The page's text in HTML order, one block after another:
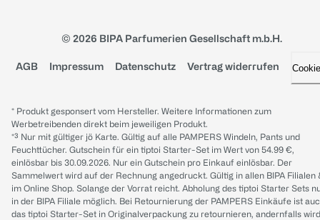
© 2026 BIPA Parfumerien Gesellschaft m.b.H.
AGB Impressum Datenschutz Vertrag widerrufen
* Produkt gesponsert vom Hersteller. Weitere Informationen zum
Werbetreibenden direkt beim jeweiligen Produkt.
*³ Nur mit gültiger jö Karte. Gültig auf alle PAMPERS Windeln, Pants und
Feuchttücher. Gutschein für ein tiptoi Starter-Set im Wert von 54.99 €,
einlösbar bis 30.09.2026. Nur ein Gutschein pro Einkauf einlösbar. Der
Sammelwert wird auf der Rechnung angedruckt. Gültig in allen BIPA Filialen
im Online Shop. Solange der Vorrat reicht. Abholung des tiptoi Starter Sets
in der BIPA Filiale möglich. Bei Retournierung der PAMPERS Einkäufe ist
das tiptoi Starter-Set in Originalverpackung zu retournieren, andernfalls wird